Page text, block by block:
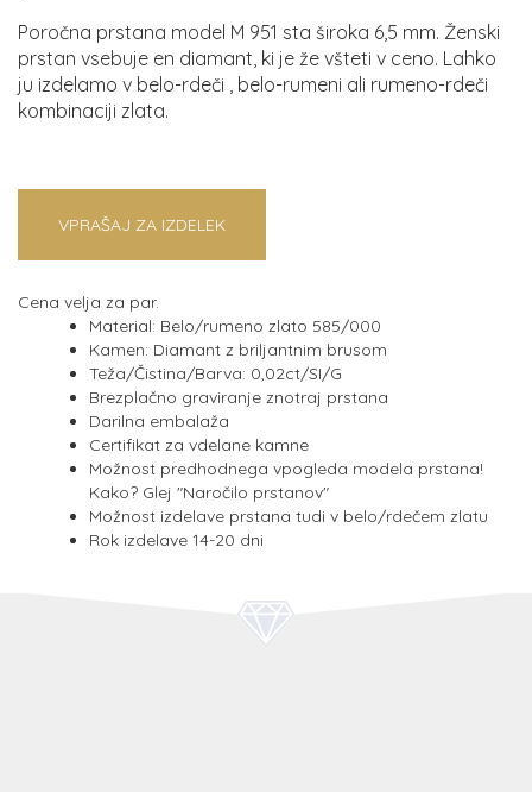
Poročna prstana model M 951 sta široka 6,5 mm. Ženski
prstan vsebuje en diamant, ki je že všteti v ceno. Lahko
ju izdelamo v belo-rdeči , belo-rumeni ali rumeno-rdeči
kombinaciji zlata.
VPRAŠAJ ZA IZDELEK
Cena velja za par.
Material: Belo/rumeno zlato 585/000
Kamen: Diamant z briljantnim brusom
Teža/Čistina/Barva: 0,02ct/SI/G
Brezplačno graviranje znotraj prstana
Darilna embalaža
Certifikat za vdelane kamne
Možnost predhodnega vpogleda modela prstana!
Kako? Glej "Naročilo prstanov"
Možnost izdelave prstana tudi v belo/rdečem zlatu
Rok izdelave 14-20 dni